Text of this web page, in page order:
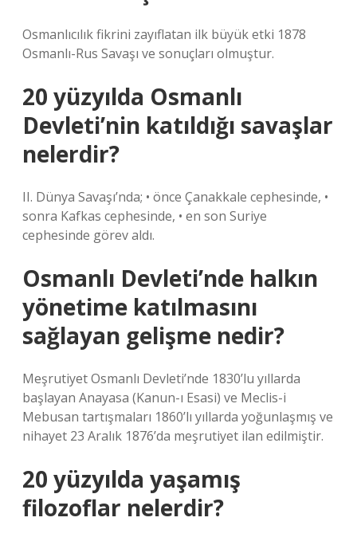
Osmanlıcılık fikrini zayıflatan ilk büyük etki 1878
Osmanlı-Rus Savaşı ve sonuçları olmuştur.
20 yüzyılda Osmanlı
Devleti’nin katıldığı savaşlar
nelerdir?
II. Dünya Savaşı’nda; • önce Çanakkale cephesinde, •
sonra Kafkas cephesinde, • en son Suriye
cephesinde görev aldı.
Osmanlı Devleti’nde halkın
yönetime katılmasını
sağlayan gelişme nedir?
Meşrutiyet Osmanlı Devleti’nde 1830’lu yıllarda
başlayan Anayasa (Kanun-ı Esasi) ve Meclis-i
Mebusan tartışmaları 1860’lı yıllarda yoğunlaşmış ve
nihayet 23 Aralık 1876’da meşrutiyet ilan edilmiştir.
20 yüzyılda yaşamış
filozoflar nelerdir?